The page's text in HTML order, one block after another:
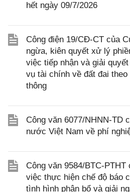
hết ngày 09/7/2026
Công điện 19/CĐ-CT của
ngừa, kiên quyết xử lý
việc tiếp nhận và giải
vụ tài chính về đất đai
thông
Công văn 6077/NHNN-TD
nước Việt Nam về phí
Công văn 9584/BTC-
việc thực hiện chế độ báo
tình hình phân bổ và giải